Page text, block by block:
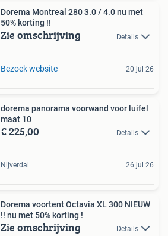
Dorema Montreal 280 3.0 / 4.0 nu met
50% korting !!
Zie omschrijving Details
Bezoek website 20 jul 26
dorema panorama voorwand voor luifel
maat 10
€ 225,00 Details
Nijverdal 26 jul 26
Dorema voortent Octavia XL 300 NIEUW
!! nu met 50% korting !
Zie omschrijving Details